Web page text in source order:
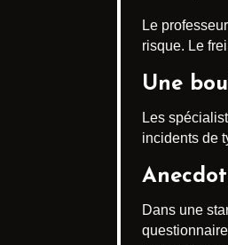
Le professeur
risque. Le
Une
Les
incidents de
Dans une